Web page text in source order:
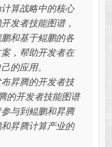
算战略中的核心
发者技能图谱，
和基于鲲鹏的各
，帮助开发者在
的应用。
昇腾的开发者技
的开发者技能图谱
与到鲲鹏和昇腾
昇腾计算产业的